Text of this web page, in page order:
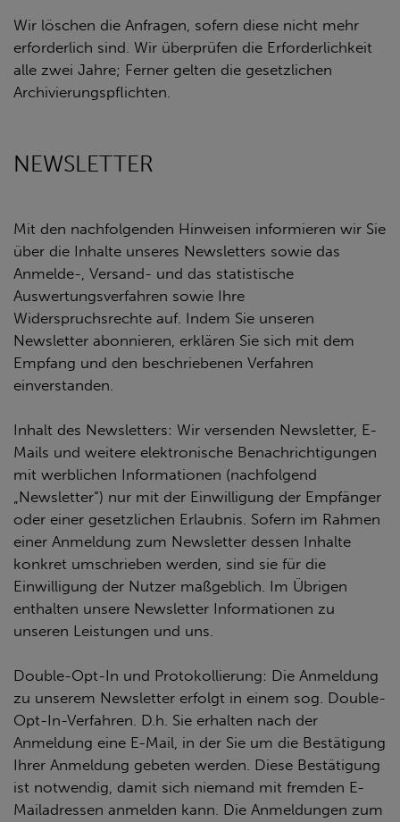
Wir löschen die Anfragen, sofern diese nicht mehr
erforderlich sind. Wir überprüfen die Erforderlichkeit
alle zwei Jahre; Ferner gelten die gesetzlichen
Archivierungspflichten.
NEWSLETTER
Mit den nachfolgenden Hinweisen informieren wir Sie
über die Inhalte unseres Newsletters sowie das
Anmelde-, Versand- und das statistische
Auswertungsverfahren sowie Ihre
Widerspruchsrechte auf. Indem Sie unseren
Newsletter abonnieren, erklären Sie sich mit dem
Empfang und den beschriebenen Verfahren
einverstanden.
Inhalt des Newsletters: Wir versenden Newsletter, E-
Mails und weitere elektronische Benachrichtigungen
mit werblichen Informationen (nachfolgend
„Newsletter“) nur mit der Einwilligung der Empfänger
oder einer gesetzlichen Erlaubnis. Sofern im Rahmen
einer Anmeldung zum Newsletter dessen Inhalte
konkret umschrieben werden, sind sie für die
Einwilligung der Nutzer maßgeblich. Im Übrigen
enthalten unsere Newsletter Informationen zu
unseren Leistungen und uns.
Double-Opt-In und Protokollierung: Die Anmeldung
zu unserem Newsletter erfolgt in einem sog. Double-
Opt-In-Verfahren. D.h. Sie erhalten nach der
Anmeldung eine E-Mail, in der Sie um die Bestätigung
Ihrer Anmeldung gebeten werden. Diese Bestätigung
ist notwendig, damit sich niemand mit fremden E-
Mailadressen anmelden kann. Die Anmeldungen zum